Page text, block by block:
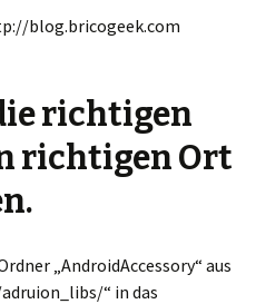
blog.bricogeek.com
richtigen
richtigen Ort
„AndroidAccessory“ aus
“ in das